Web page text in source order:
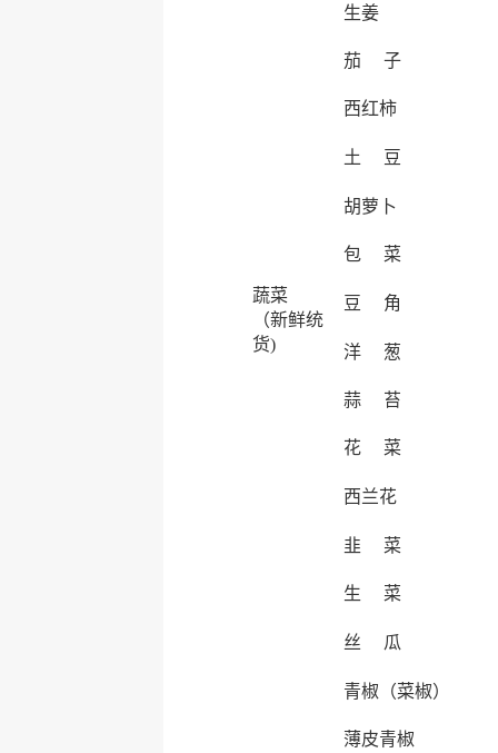
蔬菜
（新鲜统
货)
生姜
茄 子
西红柿
土 豆
胡萝卜
包 菜
豆 角
洋 葱
蒜 苔
花 菜
西兰花
韭 菜
生 菜
丝 瓜
青椒（菜椒）
薄皮青椒